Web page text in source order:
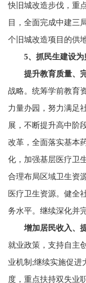
快旧城改造步伐， 重
目， 全面完成中建三
个旧城改造项目的供
5、 抓民生建设为
提升教育质量、
战略。 统筹学前教育
力量办园， 努力满足
展， 不断提升高中阶
改革， 全面落实基本
化， 加强基层医疗卫
合理布局区域卫生资
医疗卫生资源。 健全
务水平。 继续深化并
增加居民收入、
就业政策， 支持自主
业机制;继续实施促进
度， 重点扶持双失业